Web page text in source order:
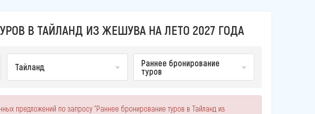
В ТАЙЛАНД ИЗ ЖЕШУВА НА ЛЕТО 2027 ГОДА
Тайланд Раннее бронирование
туров
предложений по запросу "Раннее бронирование туров в Тайланд из